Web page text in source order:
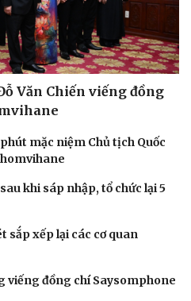
Văn Chiến viếng đồng
mặc niệm Chủ tịch Quốc
khi sáp nhập, tổ chức lại 5
sắp xếp lại các cơ quan
viếng đồng chí Saysomphone